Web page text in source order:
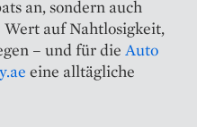
an, sondern auch
Wert auf Nahtlosigkeit,
– und für die Auto
eine alltägliche